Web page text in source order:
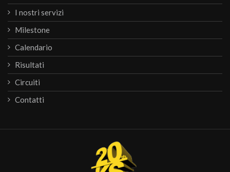
I nostri servizi
Milestone
Calendario
Risultati
Circuiti
Contatti